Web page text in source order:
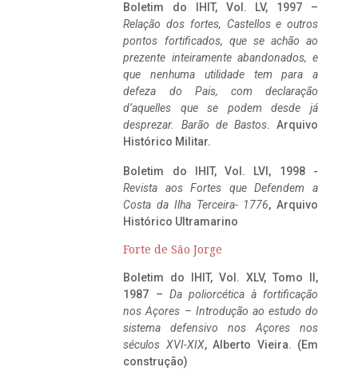
Boletim do IHIT, Vol. LV, 1997 –
Relação dos fortes, Castellos e outros
pontos fortificados, que se achão ao
prezente inteiramente abandonados, e
que nenhuma utilidade tem para a
defeza do Pais, com declaração
d’aquelles que se podem desde já
desprezar. Barão de Bastos. Arquivo
Histórico Militar.
Boletim do IHIT, Vol. LVI, 1998 -
Revista aos Fortes que Defendem a
Costa da Ilha Terceira- 1776, Arquivo
Histórico Ultramarino
Forte de São Jorge
Boletim do IHIT, Vol. XLV, Tomo II,
1987 – Da poliorcética à fortificação
nos Açores – Introdução ao estudo do
sistema defensivo nos Açores nos
séculos XVI-XIX, Alberto Vieira. (Em
construção)